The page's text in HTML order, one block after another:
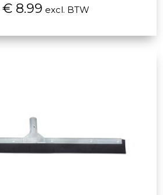
8.99 excl. BTW